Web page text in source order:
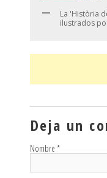
La 'Història
ilustrados
Deja un
Nombre *